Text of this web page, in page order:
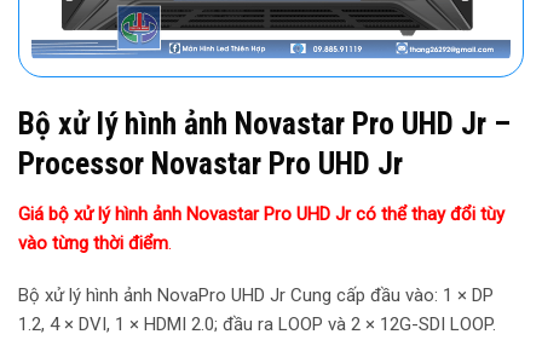
Bộ xử lý hình ảnh Novastar Pro UHD Jr –
Processor Novastar Pro UHD Jr
Giá bộ xử lý hình ảnh Novastar Pro UHD Jr có thể thay đổi tùy
vào từng thời điểm
Bộ xử lý hình ảnh NovaPro UHD Jr Cung cấp đầu vào: 1 × DP
1.2, 4 × DVI, 1 × HDMI 2.0; đầu ra LOOP và 2 × 12G-SDI LOOP.